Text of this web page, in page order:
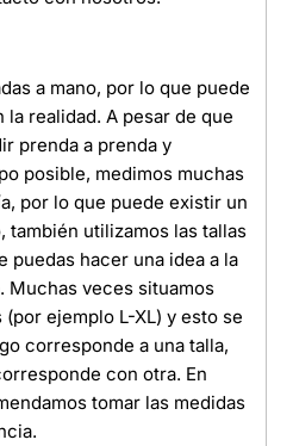
a mano, por lo que puede
realidad. A pesar de que
prenda a prenda y
posible, medimos muchas
por lo que puede existir un
también utilizamos las tallas
puedas hacer una idea a la
Muchas veces situamos
ejemplo L-XL) y esto se
corresponde a una talla,
con otra. En
tomar las medidas